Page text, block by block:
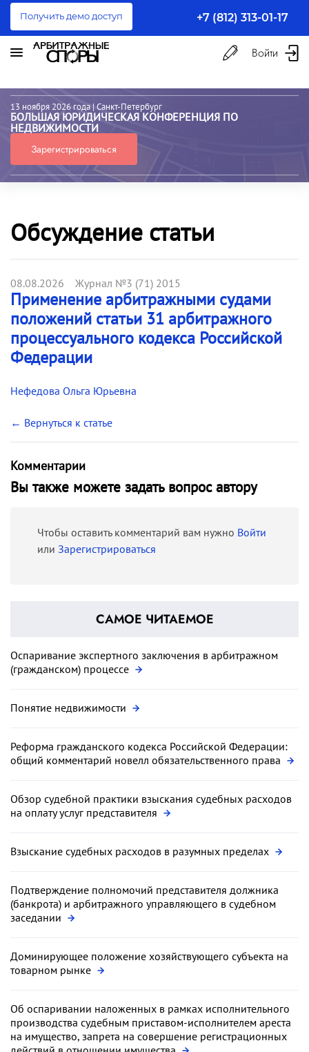
Получить демо доступ +7 (812) 313-01-17
Войти
13 ноября 2026 года | Санкт-Петербург
БОЛЬШАЯ ЮРИДИЧЕСКАЯ КОНФЕРЕНЦИЯ ПО
НЕДВИЖИМОСТИ
Зарегистрироваться
Обсуждение статьи
08.08.2026 Журнал №3 (71) 2015
Применение арбитражными судами
положений статьи 31 арбитражного
процессуального кодекса Российской
Федерации
Нефедова Ольга Юрьевна
← Вернуться к статье
Комментарии
Вы также можете задать вопрос автору
Чтобы оставить комментарий вам нужно Войти
или Зарегистрироваться
САМОЕ ЧИТАЕМОЕ
Оспаривание экспертного заключения в арбитражном
(гражданском) процессе
Понятие недвижимости
Реформа гражданского кодекса Российской Федерации:
общий комментарий новелл обязательственного права
Обзор судебной практики взыскания судебных расходов
на оплату услуг представителя
Взыскание судебных расходов в разумных пределах
Подтверждение полномочий представителя должника
(банкрота) и арбитражного управляющего в судебном
заседании
Доминирующее положение хозяйствующего субъекта на
товарном рынке
Об оспаривании наложенных в рамках исполнительного
производства судебным приставом-исполнителем ареста
на имущество, запрета на совершение регистрационных